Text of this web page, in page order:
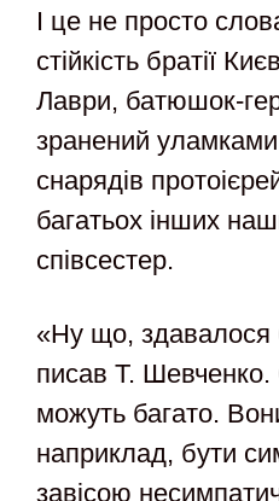
І це не просто
стійкість братії
Лаври, батюшок-
зранений уламками
снарядів
багатьох інших
співсестер.
«Ну що,
писав Т. Шевченко.
можуть багато.
наприклад, бути
завісою